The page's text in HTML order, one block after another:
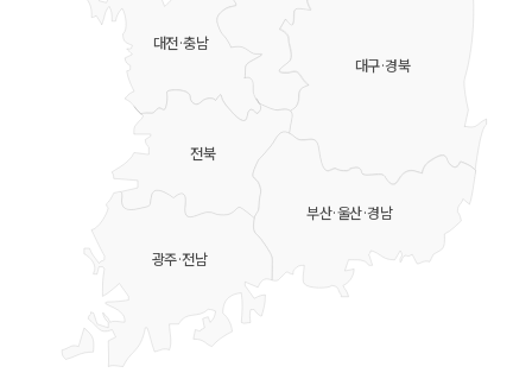
대전·충남
대구·경북
부산·울산·경남
전북
광주·전남